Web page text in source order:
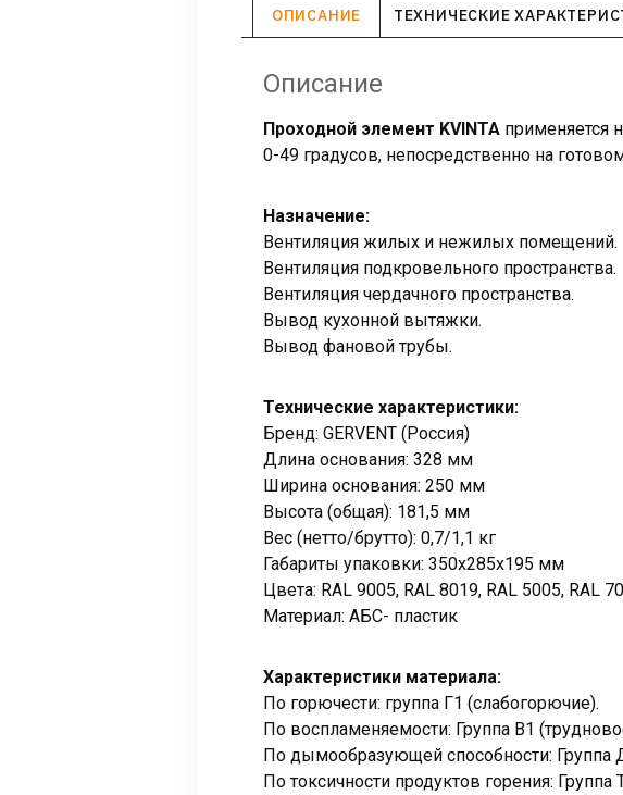
ОПИСАНИЕ ТЕХНИЧЕСКИЕ
Описание
Проходной элемент KVINTA применяется
0-49 градусов, непосредственно на
Назначение:
Вентиляция жилых и нежилых помещений.
Вентиляция подкровельного пространства.
Вентиляция чердачного пространства.
Вывод кухонной вытяжки.
Вывод фановой трубы.
Технические характеристики:
Бренд: GERVENT (Россия)
Длина основания: 328 мм
Ширина основания: 250 мм
Высота (общая): 181,5 мм
Вес (нетто/брутто): 0,7/1,1 кг
Габариты упаковки: 350х285х195 мм
Цвета: RAL 9005, RAL 8019, RAL 5005, RAL
Материал: АБС- пластик
Характеристики материала:
По горючести: группа Г1 (слабогорючие).
По воспламеняемости: Группа В1
По дымообразующей способности: Группа
По токсичности продуктов горения: